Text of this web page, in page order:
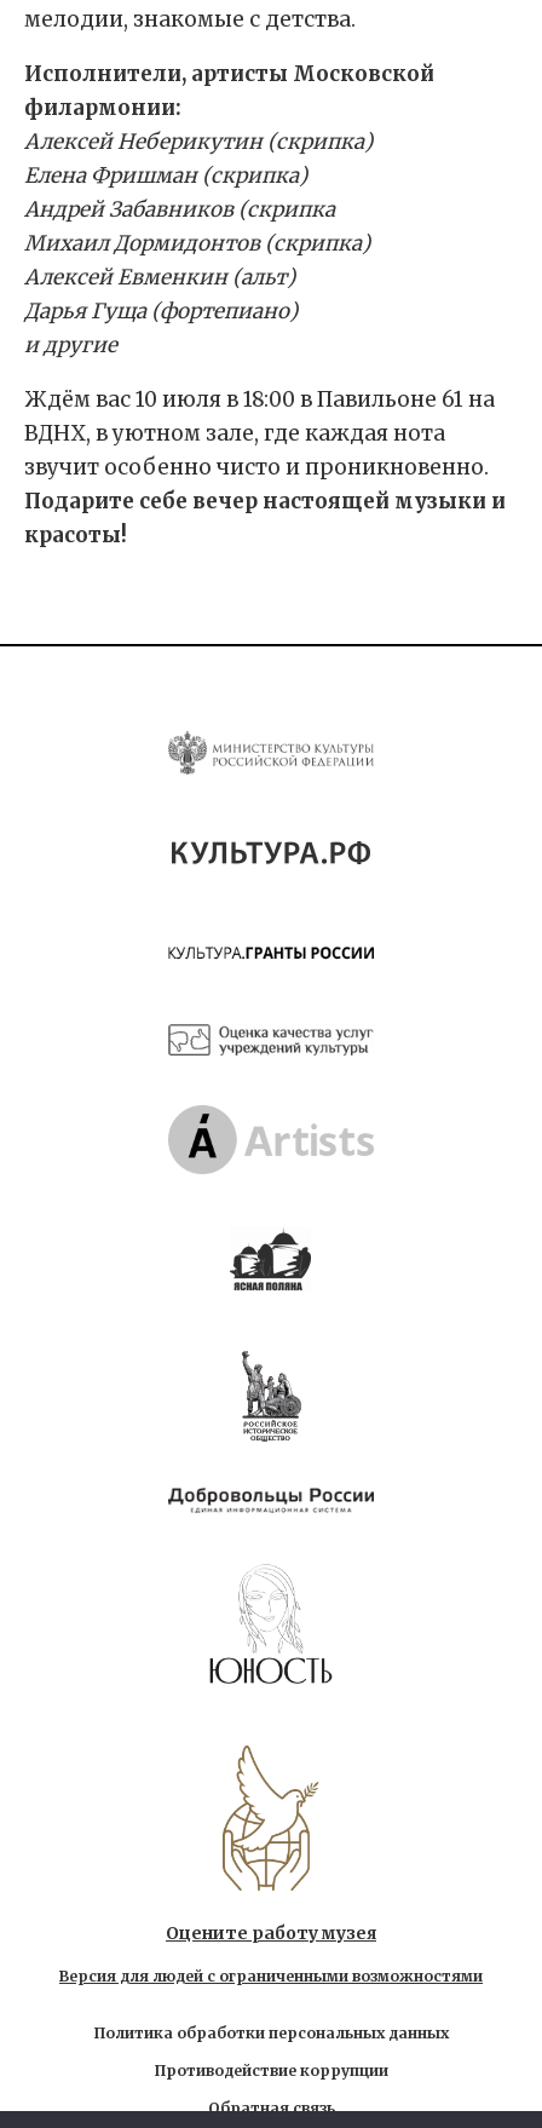
мелодии, знакомые с детства.
Исполнители, артисты Московской
филармонии:
Алексей Неберикутин (скрипка)
Елена Фришман (скрипка)
Андрей Забавников (скрипка
Михаил Дормидонтов (скрипка)
Алексей Евменкин (альт)
Дарья Гуща (фортепиано)
и другие
Ждём вас 10 июля в 18:00 в Павильоне 61 на
ВДНХ, в уютном зале, где каждая нота
звучит особенно чисто и проникновенно.
Подарите себе вечер настоящей музыки и
красоты!
Оцените работу музея
Версия для людей с ограниченными возможностями
Политика обработки персональных данных
Противодействие коррупции
Обратная связь